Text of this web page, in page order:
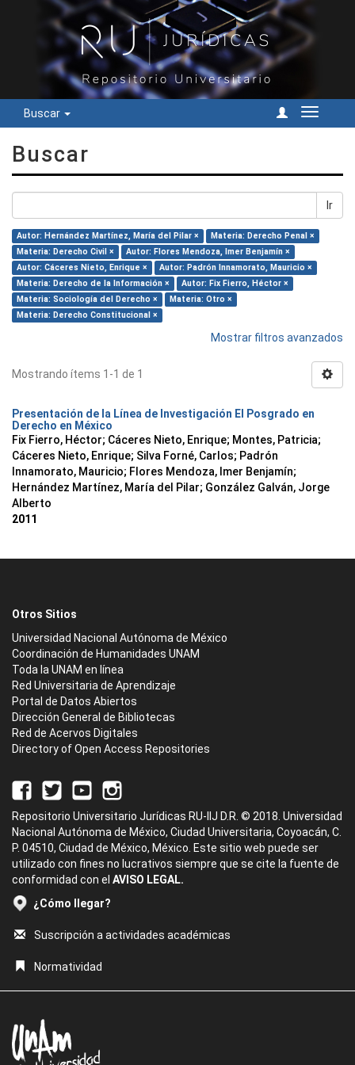
Buscar
Cambiar
Buscar
Ir
Autor: Hernández Martínez, María del Pilar ×
Materia: Derecho Penal ×
Materia: Derecho Civil ×
Autor: Flores Mendoza, Imer Benjamín ×
Autor: Cáceres Nieto, Enrique ×
Autor: Padrón Innamorato, Mauricio ×
Materia: Derecho de la Información ×
Autor: Fix Fierro, Héctor ×
Materia: Sociología del Derecho ×
Materia: Otro ×
Materia: Derecho Constitucional ×
Mostrar filtros avanzados
Mostrando ítems 1-1 de 1
Presentación de la Línea de Investigación El Posgrado en
Derecho en México
Fix Fierro, Héctor; Cáceres Nieto, Enrique; Montes, Patricia;
Cáceres Nieto, Enrique; Silva Forné, Carlos; Padrón
Innamorato, Mauricio; Flores Mendoza, Imer Benjamín;
Hernández Martínez, María del Pilar; González Galván, Jorge
Alberto
2011
Otros Sitios
Universidad Nacional Autónoma de México
Coordinación de Humanidades UNAM
Toda la UNAM en línea
Red Universitaria de Aprendizaje
Portal de Datos Abiertos
Dirección General de Bibliotecas
Red de Acervos Digitales
Directory of Open Access Repositories
Repositorio Universitario Jurídicas RU-IIJ D.R. © 2018. Universidad
Nacional Autónoma de México, Ciudad Universitaria, Coyoacán, C.
P. 04510, Ciudad de México, México. Este sitio web puede ser
utilizado con fines no lucrativos siempre que se cite la fuente de
conformidad con el AVISO LEGAL.
¿Cómo llegar?
Suscripción a actividades académicas
Normatividad